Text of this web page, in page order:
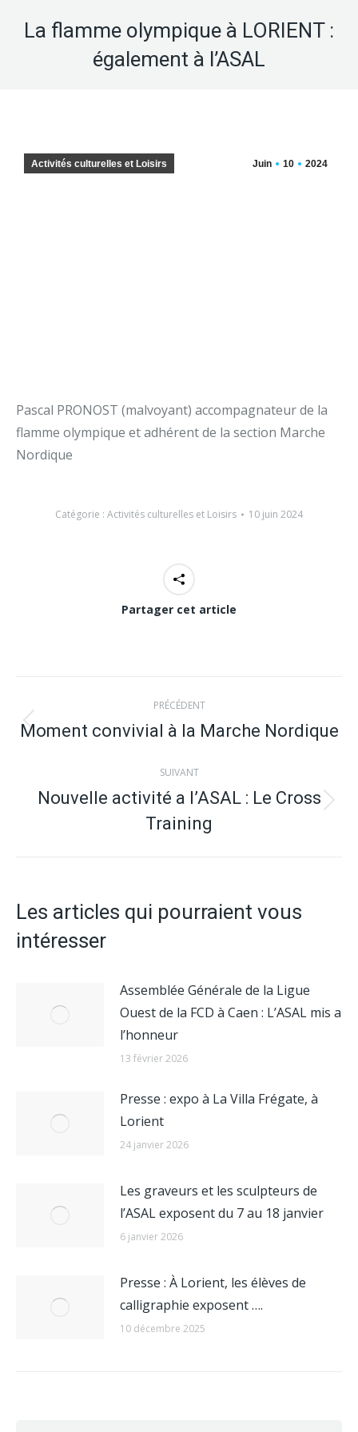
La flamme olympique à LORIENT :
également à l’ASAL
Juin 10 2024
Activités culturelles et Loisirs
Pascal PRONOST (malvoyant) accompagnateur de la
flamme olympique et adhérent de la section Marche
Nordique
Catégorie : Activités culturelles et Loisirs 10 juin 2024
Partager cet article
Navigation
article
PRÉCÉDENT
Article
:
Moment convivial à la Marche Nordique
SUIVANT
suivant
Nouvelle activité a l’ASAL : Le Cross
Training
Les articles qui pourraient vous
intéresser
Assemblée Générale de la Ligue
Ouest de la FCD à Caen : L’ASAL mis a
l’honneur
13 février 2026
Presse : expo à La Villa Frégate, à
Lorient
24 janvier 2026
Les graveurs et les sculpteurs de
l’ASAL exposent du 7 au 18 janvier
6 janvier 2026
Presse : À Lorient, les élèves de
calligraphie exposent ….
10 décembre 2025